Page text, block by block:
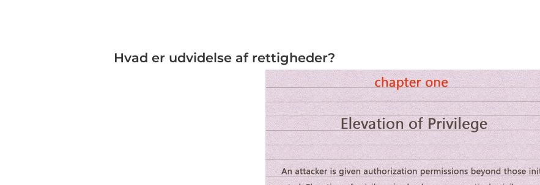
Hvad er udvidelse af rettigheder?